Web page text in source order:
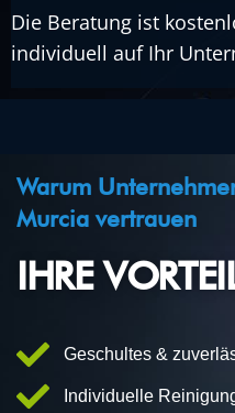
Die Beratung ist
individuell auf Ihr
Warum
Murcia vertrauen
IHRE
Geschultes &
Individuelle